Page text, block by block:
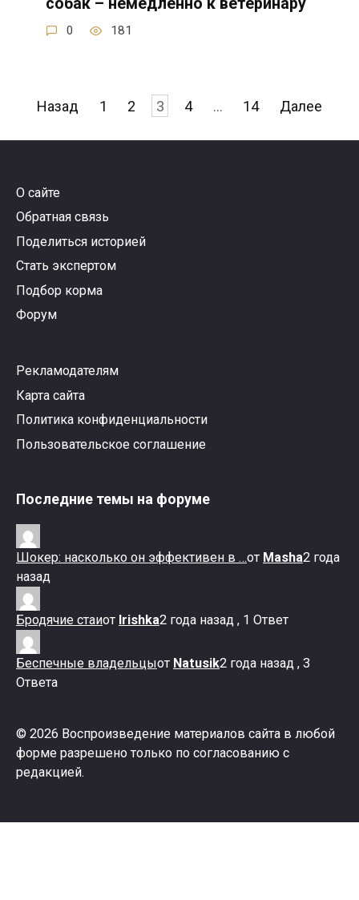
0 181
Навигация
Назад 1 2 3 4 … 14 Далее
О сайте
Обратная связь
Поделиться историей
Стать экспертом
Подбор корма
Форум
Рекламодателям
Карта сайта
Политика конфиденциальности
Пользовательское соглашение
Последние темы на форуме
Шокер: насколько он эффективен в …от Masha2 года
назад
Бродячие стаиот Irishka2 года назад , 1 Ответ
Беспечные владельцыот Natusik2 года назад , 3
Ответа
© 2026 Воспроизведение материалов сайта в любой
форме разрешено только по согласованию с
редакцией.